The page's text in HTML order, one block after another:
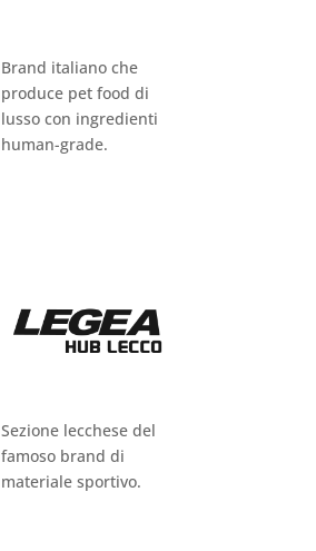
Brand italiano che
produce pet food di
lusso con ingredienti
human-grade.
Sezione lecchese del
famoso brand di
materiale sportivo.